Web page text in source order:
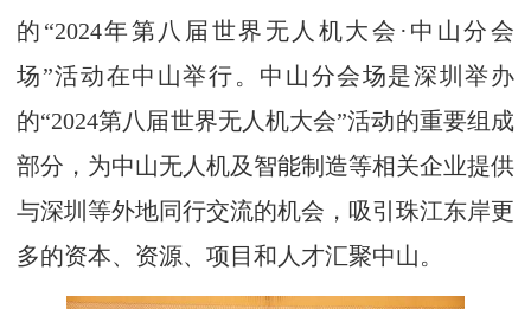
的“2024年第八届世界无人机大会·中山分会
场”活动在中山举行。中山分会场是深圳举办
的“2024第八届世界无人机大会”活动的重要组成
部分，为中山无人机及智能制造等相关企业提供
与深圳等外地同行交流的机会，吸引珠江东岸更
多的资本、资源、项目和人才汇聚中山。